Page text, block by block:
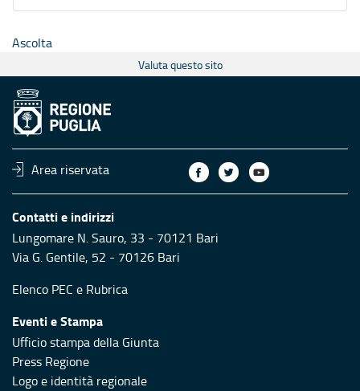
Ascolta
Valuta questo sito
Area riservata
Contatti e indirizzi
Lungomare N. Sauro, 33 - 70121 Bari
Via G. Gentile, 52 - 70126 Bari
Elenco PEC e Rubrica
Eventi e Stampa
Ufficio stampa della Giunta
Press Regione
Logo e identità regionale